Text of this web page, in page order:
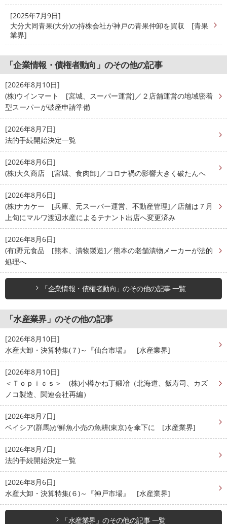
[2025年7月9日]
大分大同青果(大分)の持株会社が神戸の青果仲卸を買収 [青果
業界]
「企業情報・債権者動向」のその他の記事
[2026年8月10日]
(株)ウインマート [宮城、スーパー運営]／２店舗運営の地域密着
型スーパーが破産申請準備
[2026年8月7日]
法的手続開始決定一覧
[2026年8月6日]
(株)大久商店 [宮城、食肉卸]／コロナ禍の影響大きく破たんへ
[2026年8月6日]
(株)ナカケー [兵庫、元スーパー運営、不動産管理]／店舗は７月
上旬にマルワ渡辺水産によるテナント出店へ変更済み
[2026年8月6日]
(有)野元食品 [熊本、漬物製造]／熊本の老舗漬物メーカーが法的
処理へ
「企業情報・債権者動向」のその他の記事 一覧
「水産業界」のその他の記事
[2026年8月10日]
水産大卸・決算特集(７)～『仙台市場』 [水産業界]
[2026年8月10日]
＜Ｔｏｐｉｃｓ＞ (株)小樽かね丁鍛冶（北海道、飯寿司、カズ
ノコ製造、関連会社再編）
[2026年8月7日]
ベイシア(群馬)が鮮魚小売の魚耕(東京)を傘下に [水産業界]
[2026年8月7日]
法的手続開始決定一覧
[2026年8月6日]
水産大卸・決算特集(６)～『神戸市場』 [水産業界]
「水産業界」のその他の記事 一覧